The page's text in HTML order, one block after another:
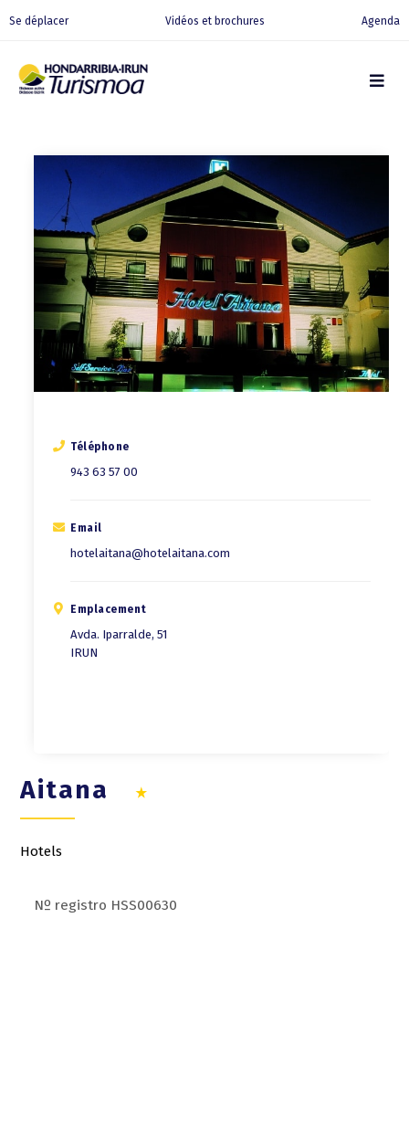
Se déplacer Vidéos et brochures Agenda
Téléphone
943 63 57 00
Email
hotelaitana@hotelaitana.com
Emplacement
Avda. Iparralde, 51
IRUN
Aitana
Hotels
Nº registro HSS00630